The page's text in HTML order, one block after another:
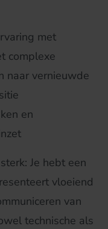
met
complexe
naar vernieuwde
en
Je hebt een
vloeiend
van
technische als